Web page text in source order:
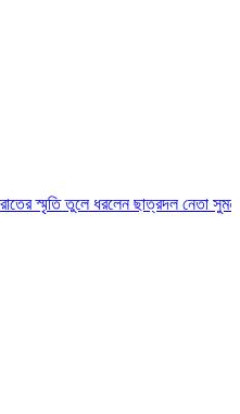
স্মৃতি তুলে ধরলেন ছাত্রদল নেতা সুমন